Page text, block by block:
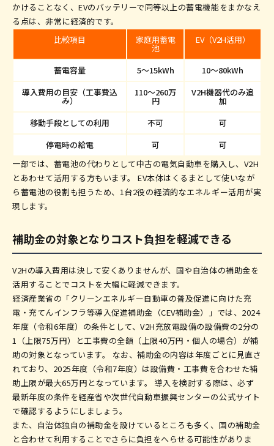
かけることなく、EVのバッテリーで同等以上の蓄電機能をまかなえ
る点は、非常に経済的です。
比較項目
家庭用蓄電
池
EV（V2H活用）
蓄電容量 5〜15kWh
10〜80kWh
導入費用の目安（工事費込
み）
110〜260万
円
V2H機器代のみ追
加
移動手段としての利用
不可
可
停電時の給電
可
可
一部では、蓄電池の代わりとして中古の電気自動車を購入し、V2H
とあわせて活用する方もいます。 EV本体はくるまとして使いなが
ら蓄電池の役割も担うため、1台2役の経済的なエネルギー活用が実
現します。
補助金の対象となりコスト負担を軽減できる
V2Hの導入費用は決して安くありませんが、国や自治体の補助金を
活用することでコストを大幅に軽減できます。
経済産業省の「クリーンエネルギー自動車の普及促進に向けた充
電・充てんインフラ等導入促進補助金（CEV補助金）」では、2024
年度（令和6年度）の条件として、V2H充放電設備の設備費の2分の
1（上限75万円）と工事費の全額（上限40万円・個人の場合）が補
助の対象となっています。 なお、補助金の内容は年度ごとに見直さ
れており、2025年度（令和7年度）は設備費・工事費を合わせた補
助上限が最大65万円となっています。 導入を検討する際は、必ず
最新年度の条件を経産省や次世代自動車振興センターの公式サイト
で確認するようにしましょう。
また、自治体独自の補助金を設けているところも多く、国の補助金
と合わせて利用することでさらに負担をへらせる可能性がありま